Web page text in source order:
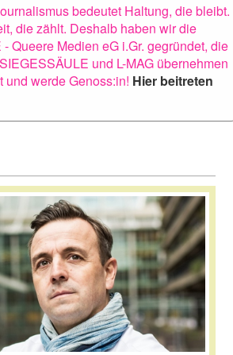
bedeutet Haltung, die bleibt.
die zählt. Deshalb haben wir die
Queere Medien eG i.Gr. gegründet, die
und L-MAG übernehmen
und werde Genoss:in! Hier beitreten